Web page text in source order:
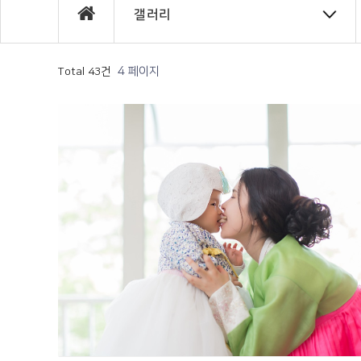
갤러리
Total 43건 4 페이지